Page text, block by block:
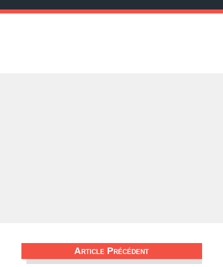
Article Précédent